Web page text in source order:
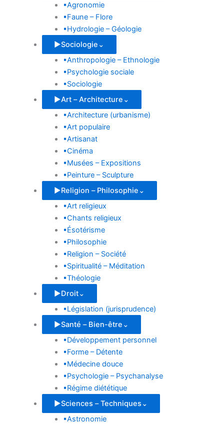
▪Agronomie
▪Faune – Flore
▪Hydrologie – Géologie
▶Sociologie ⌄
▪Anthropologie – Ethnologie
▪Psychologie sociale
▪Sociologie
▶Art – Architecture ⌄
▪Architecture (urbanisme)
▪Art populaire
▪Artisanat
▪Cinéma
▪Musées – Expositions
▪Peinture – Sculpture
▶Religion – Philosophie ⌄
▪Art religieux
▪Chants religieux
▪Ésotérisme
▪Philosophie
▪Religion – Société
▪Spiritualité – Méditation
▪Théologie
▶Droit⌄
▪Législation (jurisprudence)
▶Santé – Bien-être ⌄
▪Développement personnel
▪Forme – Détente
▪Médecine douce
▪Psychologie – Psychanalyse
▪Régime diététique
▶Sciences – Techniques ⌄
▪Astronomie